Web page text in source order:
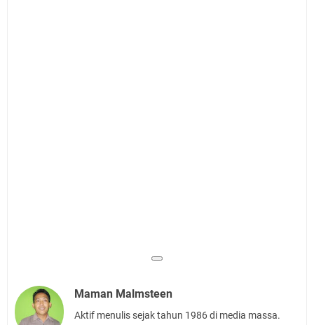
Maman Malmsteen
Aktif menulis sejak tahun 1986 di media massa.